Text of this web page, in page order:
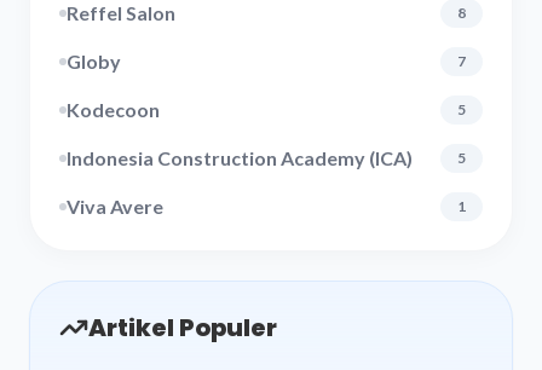
Reffel Salon 8
Globy 7
Kodecoon 5
Indonesia Construction Academy (ICA) 5
Viva Avere 1
Artikel Populer